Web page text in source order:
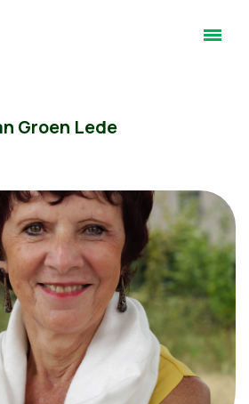
Groen Lede